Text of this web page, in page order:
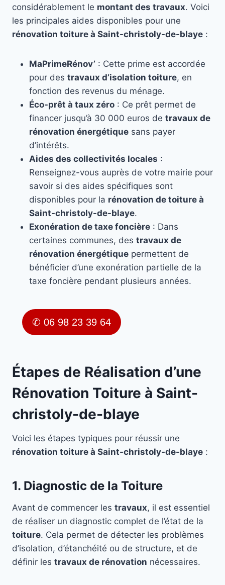
considérablement le montant des travaux. Voici
les principales aides disponibles pour une
rénovation toiture à Saint-christoly-de-blaye :
MaPrimeRénov’ : Cette prime est accordée
pour des travaux d’isolation toiture, en
fonction des revenus du ménage.
Éco-prêt à taux zéro : Ce prêt permet de
financer jusqu’à 30 000 euros de travaux de
rénovation énergétique sans payer
d’intérêts.
Aides des collectivités locales :
Renseignez-vous auprès de votre mairie pour
savoir si des aides spécifiques sont
disponibles pour la rénovation de toiture à
Saint-christoly-de-blaye.
Exonération de taxe foncière : Dans
certaines communes, des travaux de
rénovation énergétique permettent de
bénéficier d’une exonération partielle de la
taxe foncière pendant plusieurs années.
✆ 06 98 23 39 64
Étapes de Réalisation d’une
Rénovation Toiture à Saint-
christoly-de-blaye
Voici les étapes typiques pour réussir une
rénovation toiture à Saint-christoly-de-blaye :
1. Diagnostic de la Toiture
Avant de commencer les travaux, il est essentiel
de réaliser un diagnostic complet de l’état de la
toiture. Cela permet de détecter les problèmes
d’isolation, d’étanchéité ou de structure, et de
définir les travaux de rénovation nécessaires.